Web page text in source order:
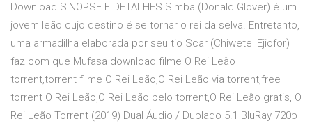
Download SINOPSE E DETALHES Simba (Donald Glover) é um
jovem leão cujo destino é se tornar o rei da selva. Entretanto,
uma armadilha elaborada por seu tio Scar (Chiwetel Ejiofor)
faz com que Mufasa download filme O Rei Leão
torrent,torrent filme O Rei Leão,O Rei Leão via torrent,free
torrent O Rei Leão,O Rei Leão pelo torrent,O Rei Leão gratis, O
Rei Leão Torrent (2019) Dual Áudio / Dublado 5.1 BluRay 720p